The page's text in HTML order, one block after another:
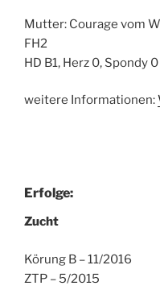
Mutter: Courage vom
FH2
HD B1, Herz 0, Spondy 0
weitere Informationen:
Erfolge:
Zucht
Körung B – 11/2016
ZTP – 5/2015